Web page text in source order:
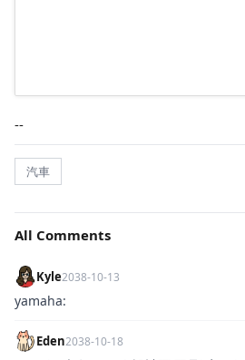
--
汽車
All Comments
Kyle2038-10-13
yamaha:
Eden2038-10-18